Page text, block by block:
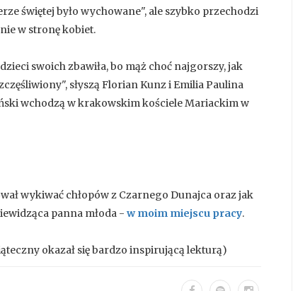
świętej było wychowane", ale szybko przechodzi
w stronę kobiet.
swoich zbawiła, bo mąż choć najgorszy, jak
słyszą Florian Kunz i Emilia Paulina
wchodzą w krakowskim kościele Mariackim w
wykiwać chłopów z Czarnego Dunajca oraz jak
panna młoda - w moim miejscu pracy.
okazał się bardzo inspirującą lekturą)